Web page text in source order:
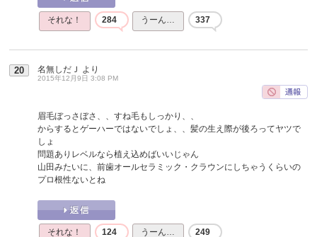
それな！ 284 うーん… 337
20 名無しだＪ より
2015年12月9日 3:08 PM
眉毛ぼっさぼさ、、すね毛もしっかり、、
からするとゲーハーではないでしょ、、髪の生え際が後ろってヤツで
しょ
問題ありレベルなら植え込めばいいじゃん
山田みたいに、前歯オールセラミック・クラウンにしちゃうくらいの
プロ根性ないとね
それな！ 124 うーん… 249